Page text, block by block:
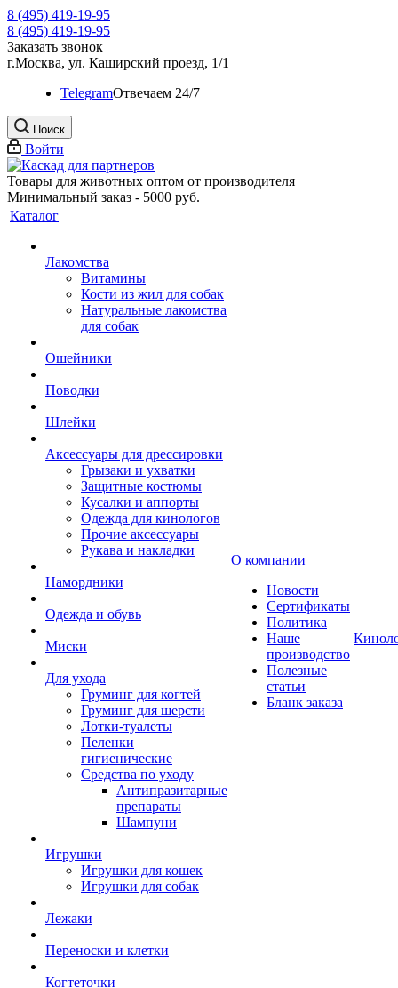
8 (495) 419-19-95
8 (495) 419-19-95
Заказать звонок
г.Москва, ул. Каширский проезд, 1/1
TelegramOтвечаем 24/7
Поиск
Войти
Товары для животных оптом от производителя
Минимальный заказ - 5000 руб.
Каталог
Лакомства
Витамины
Кости из жил для собак
Натуральные лакомства
для собак
Ошейники
Поводки
Шлейки
Аксессуары для дрессировки
Грызаки и ухватки
Защитные костюмы
Кусалки и аппорты
Одежда для кинологов
Прочие аксессуары
Рукава и накладки
Намордники
Одежда и обувь
Миски
Для ухода
Груминг для когтей
Груминг для шерсти
Лотки-туалеты
Пеленки
гигиенические
Средства по уходу
Антипразитарные
препараты
Шампуни
Игрушки
Игрушки для кошек
Игрушки для собак
Лежаки
Переноски и клетки
Когтеточки
О компании
Новости
Сертификаты
Политика
Наше
производство
Полезные
статьи
Бланк заказа